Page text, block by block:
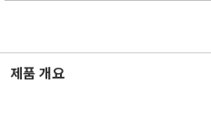
제품 개요